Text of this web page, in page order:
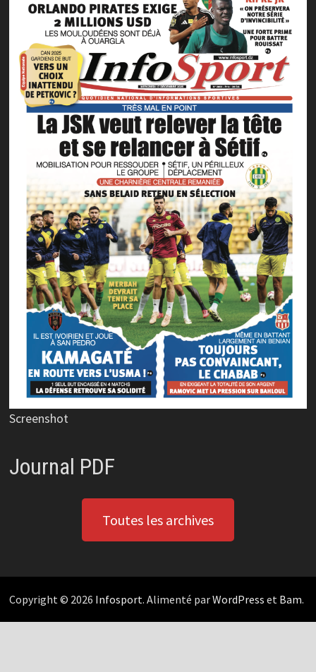
Screenshot
Journal PDF
Toutes les archives
Copyright © 2026 Infosport. Alimenté parWordPress et Bam.